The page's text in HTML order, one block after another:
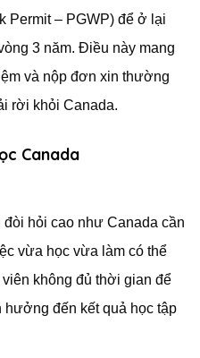
Permit – PGWP) để ở lại
3 năm. Điều này mang
và nộp đơn xin thường
rời khỏi Canada.
Canada
hỏi cao như Canada cần
vừa học vừa làm có thể
không đủ thời gian để
hưởng đến kết quả học tập